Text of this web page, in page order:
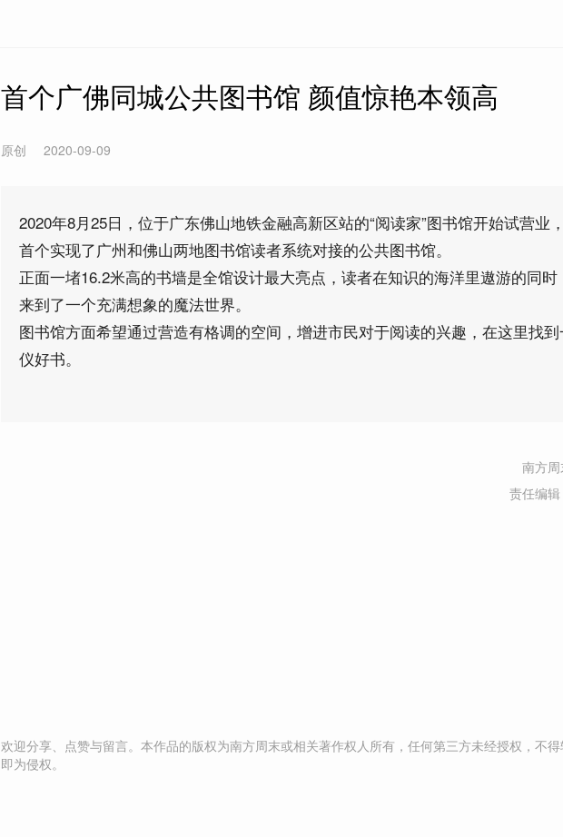
首个广佛同城公共图书馆 颜值惊艳本领高
原创 2020-09-09
2020年8月25日，位于广东佛山地铁金融高新区站的“阅读家”图书馆开始试营业
首个实现了广州和佛山两地图书馆读者系统对接的公共图书馆。
正面一堵16.2米高的书墙是全馆设计最大亮点，读者在知识的海洋里遨游的同时
来到了一个充满想象的魔法世界。
图书馆方面希望通过营造有格调的空间，增进市民对于阅读的兴趣，在这里找
仪好书。
南方
责任编
欢迎分享、点赞与留言。本作品的版权为南方周末或相关著作权人所有，任何第三方未经授权，不
即为侵权。